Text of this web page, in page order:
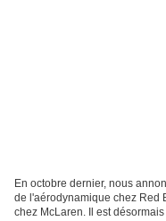
En octobre dernier, nous
de l'aérodynamique chez Red
chez McLaren. Il est